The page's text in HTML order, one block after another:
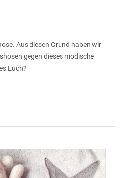
Aus diesen Grund haben wir
gegen dieses modische
Euch?